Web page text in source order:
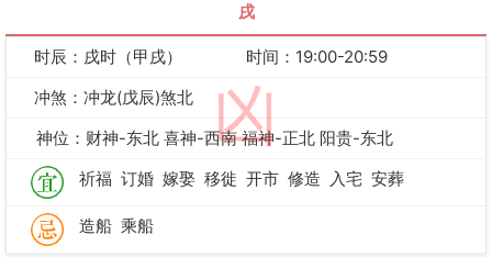
戌
凶
时辰：戌时（甲戌）
时间：19:00-20:59
冲煞：冲龙(戊辰)煞北
神位：财神-东北 喜神-西南 福神-正北 阳贵-东北
祈福 订婚 嫁娶 移徙 开市 修造 入宅 安葬
造船 乘船